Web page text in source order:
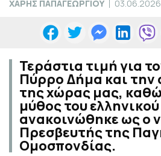
ΧΑΡΗΣ ΠΑΠΑΓΕΩΡΓΙΟΥ
Τεράστια τιμή για
Πύρρο Δήμα και
της χώρας μας,
μύθος του
ανακοινώθηκε ως ο
Πρεσβευτής της
Ομοσπονδίας.